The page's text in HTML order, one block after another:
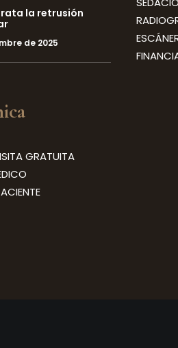
la retrusión
de 2025
GRATUITA